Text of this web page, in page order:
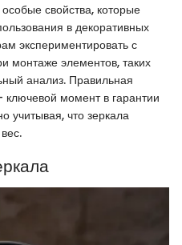
свойства, которые
в декоративных
экспериментировать с
монтаже элементов, таких
анализ. Правильная
ключевой момент в гарантии
учитывая, что зеркала